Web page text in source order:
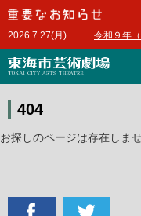
本
文
へ2026.7.27(月) 令和９年
404
お探しのページは存在しませ